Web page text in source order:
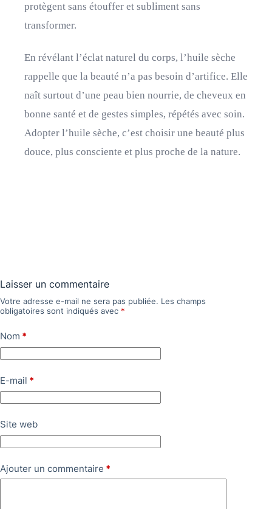
protègent sans étouffer et subliment sans
transformer.
En révélant l’éclat naturel du corps, l’huile sèche
rappelle que la beauté n’a pas besoin d’artifice. Elle
naît surtout d’une peau bien nourrie, de cheveux en
bonne santé et de gestes simples, répétés avec soin.
Adopter l’huile sèche, c’est choisir une beauté plus
douce, plus consciente et plus proche de la nature.
Laisser un commentaire
Votre adresse e-mail ne sera pas publiée. Les champs
obligatoires sont indiqués avec *
Nom *
E-mail *
Site web
Ajouter un commentaire *